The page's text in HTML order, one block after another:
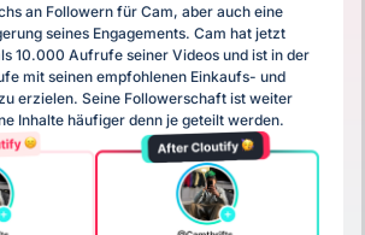
an Followern für Cam, aber auch eine
seines Engagements. Cam hat jetzt
10.000 Aufrufe seiner Videos und ist in der
mit seinen empfohlenen Einkaufs- und
erzielen. Seine Followerschaft ist weiter
Inhalte häufiger denn je geteilt werden.